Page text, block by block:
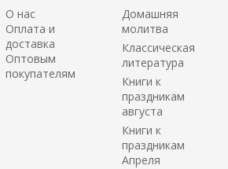
О нас
Оплата и
доставка
Оптовым
покупателям
Домашняя
молитва
Классическая
литература
Книги к
праздникам
августа
Книги к
праздникам
Апреля